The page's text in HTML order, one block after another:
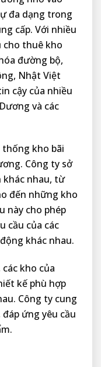
đa dạng trong
cấp. Với nhiều
cho thuê kho
đường bộ,
Nhật Việt
cậy của nhiều
và các
kho bãi
Công ty sở
khác nhau, từ
đến những kho
này cho phép
cầu của các
khác nhau.
kho của
kế phù hợp
Công ty cung
ứng yêu cầu